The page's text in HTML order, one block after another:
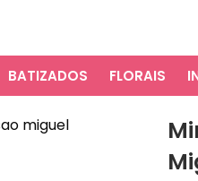
BATIZADOS FLORAIS